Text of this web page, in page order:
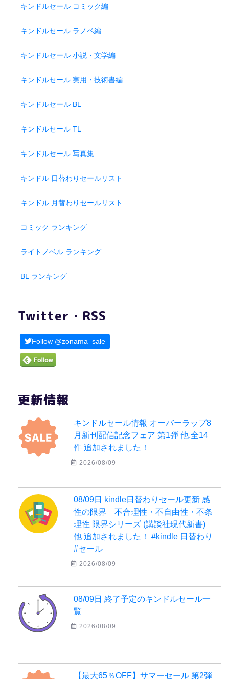
キンドルセール コミック編
キンドルセール ラノベ編
キンドルセール 小説・文学編
キンドルセール 実用・技術書編
キンドルセール BL
キンドルセール TL
キンドルセール 写真集
キンドル 日替わりセールリスト
キンドル 月替わりセールリスト
コミック ランキング
ライトノベル ランキング
BL ランキング
Twitter・RSS
Follow @zonama_sale
更新情報
キンドルセール情報 オーバーラップ8
月新刊配信記念フェア 第1弾 他,全14
件 追加されました！
2026/08/09
08/09日 kindle日替わりセール更新 感
性の限界 不合理性・不自由性・不条
理性 限界シリーズ (講談社現代新書)
他 追加されました！ #kindle 日替わり
#セール
2026/08/09
08/09日 終了予定のキンドルセール一
覧
2026/08/09
【最大65％OFF】サマーセール 第2弾